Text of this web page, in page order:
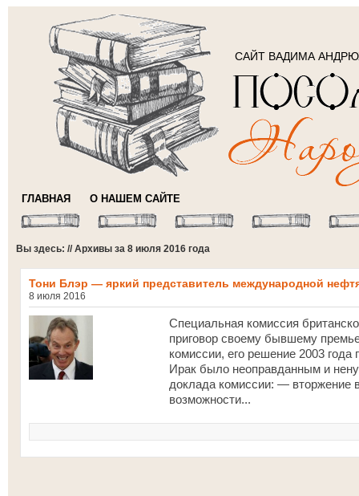
САЙТ ВАДИМА
ГЛАВНАЯ О НАШЕМ САЙТЕ
Вы здесь: // Архивы за 8 июля 2016 года
Тони Блэр — яркий представитель международной
8 июля 2016
Специальная комиссия
приговор своему бывшему
комиссии, его решение 2003
Ирак было неоправданным и
доклада комиссии: — вторжение
возможности...